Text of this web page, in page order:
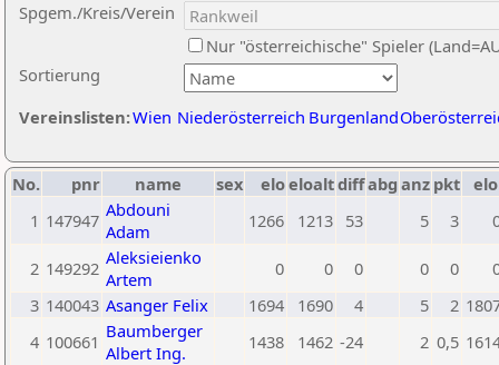
Sortierung
Spgem./Kreis/Verein
Nur "österreichische" Spieler
Vereinslisten:Wien Niederösterreich Burgenland
No. pnr name sex eloeloaltdiffabg anz pkt
1 147947 Abdouni
Adam
1266 1213 53 5 3
2 149292 Aleksieienko
Artem
0 0 0 0 0
3 140043 Asanger Felix 1694 1690 4 5 2
4 100661 Baumberger
Albert Ing.
1438 1462 -24 2 0,5